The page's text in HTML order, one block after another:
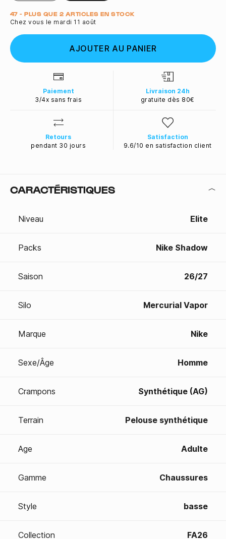
Quantité
47 - PLUS QUE 2 ARTICLES EN STOCK
Chez vous le mardi 11 août
AJOUTER AU PANIER
Paiement
3/4x sans frais
Livraison 24h
gratuite dès 80€
Retours
pendant 30 jours
Satisfaction
9.6/10 en satisfaction client
CARACTÉRISTIQUES
Niveau Elite
Packs Nike Shadow
Saison 26/27
Silo Mercurial Vapor
Marque Nike
Sexe/Âge Homme
Crampons Synthétique (AG)
Terrain Pelouse synthétique
Age Adulte
Gamme Chaussures
Style basse
Collection FA26